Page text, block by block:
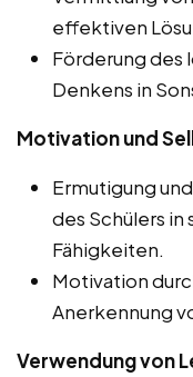
effektiven
Förderung des
Denkens in
Motivation und
Ermutigung
des Schülers
Fähigkeiten.
Motivation
Anerkennung
Verwendung von